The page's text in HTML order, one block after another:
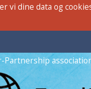
vi dine data og
Partnership